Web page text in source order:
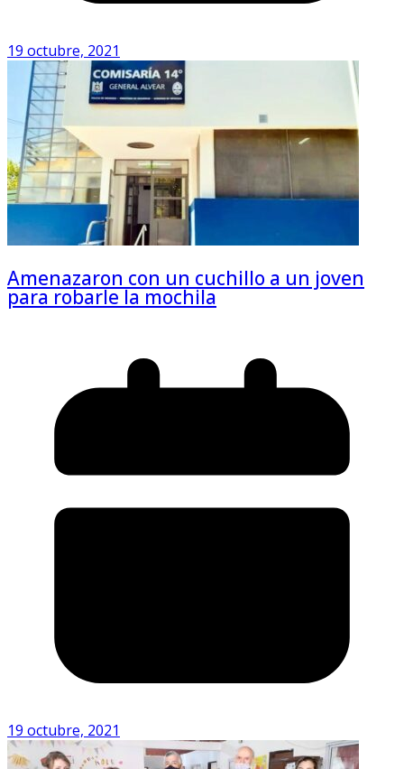
19 octubre, 2021
Amenazaron con un cuchillo a un joven
para robarle la mochila
19 octubre, 2021